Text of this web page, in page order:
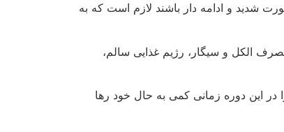
و ادامه دار باشند لازم است که به
الکل و سیگار، رژیم غذایی سالم،
در این دوره زمانی کمی به حال خود رها